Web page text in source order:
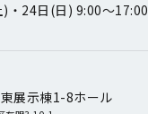
・24日(日) 9:00～17:00
展示棟1-8ホール